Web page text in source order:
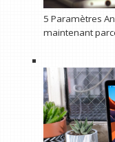
5 Paramètres
maintenant